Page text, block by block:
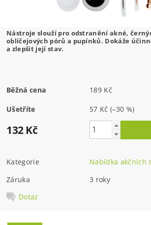
Nástroje slouží pro odstranění akné,
obličejových pórů a pupínků. Dokáže
a zlepšit její stav.
Běžná cena 189 Kč
Ušetříte 57 Kč(–30 %)
132 Kč
Kategorie
Nabídka akčních
Záruka
3 roky
Dotaz